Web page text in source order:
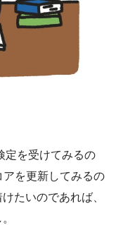
定を受けてみるの
アを更新してみるの
たいのであれば、